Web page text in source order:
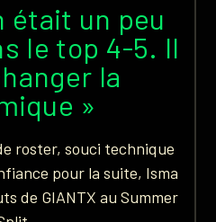
était un peu
le top 4-5. Il
la
»
roster, souci technique
pour la suite, Isma
de GIANTX au Summer